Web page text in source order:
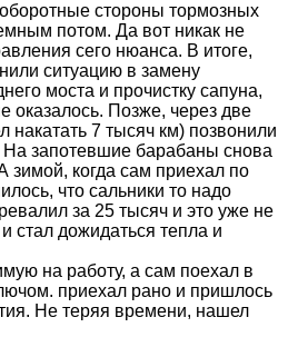
стороны тормозных
потом. Да вот никак не
сего нюанса. В итоге,
ситуацию в замену
моста и прочистку сапуна,
оказалось. Позже, через две
накатать 7 тысяч км) позвонили
На запотевшие барабаны снова
зимой, когда сам приехал по
что сальники то надо
за 25 тысяч и это уже не
стал дожидаться тепла и
на работу, а сам поехал в
приехал рано и пришлось
Не теряя времени, нашел